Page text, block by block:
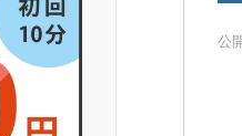
公